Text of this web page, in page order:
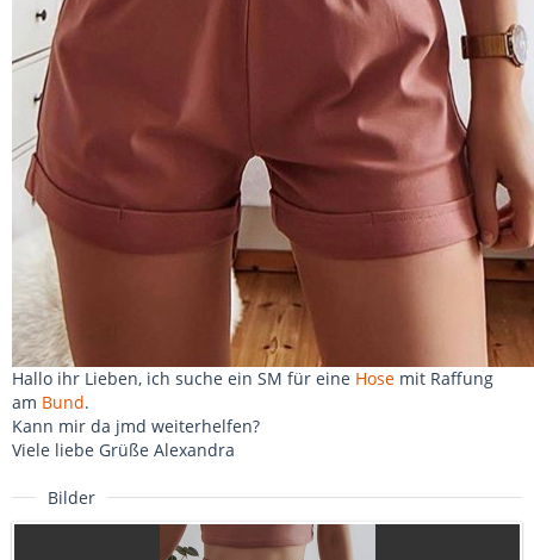
Hallo ihr Lieben, ich suche ein SM für eine Hose mit Raffung
am Bund.
Kann mir da jmd weiterhelfen?
Viele liebe Grüße Alexandra
Bilder